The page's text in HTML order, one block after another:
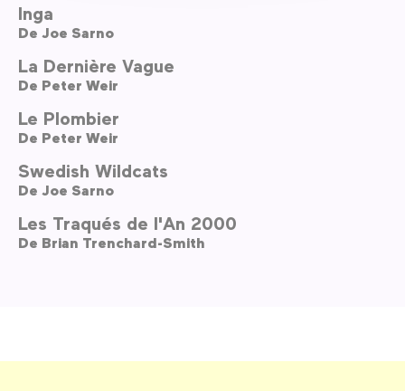
Inga
De Joe Sarno
La Dernière Vague
De Peter Weir
Le Plombier
De Peter Weir
Swedish Wildcats
De Joe Sarno
Les Traqués de l'An 2000
De Brian Trenchard-Smith